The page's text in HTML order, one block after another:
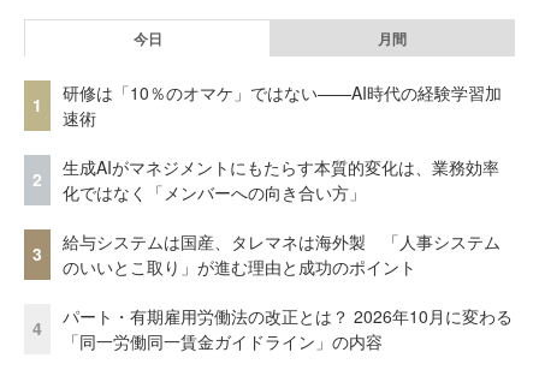
今日 月間
1
研修は「10％のオマケ」ではない——AI時代の経験学習加
速術
2
生成AIがマネジメントにもたらす本質的変化は、業務効率
化ではなく「メンバーへの向き合い方」
3
給与システムは国産、タレマネは海外製 「人事システム
のいいとこ取り」が進む理由と成功のポイント
4
パート・有期雇用労働法の改正とは？ 2026年10月に変わる
「同一労働同一賃金ガイドライン」の内容